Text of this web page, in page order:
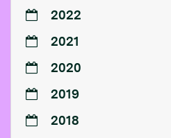
2022
2021
2020
2019
2018